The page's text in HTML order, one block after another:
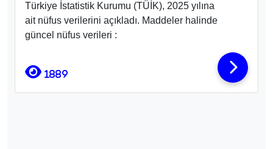
Türkiye İstatistik Kurumu (TÜİK), 2025 yılına
ait nüfus verilerini açıkladı. Maddeler halinde
güncel nüfus verileri :
1889